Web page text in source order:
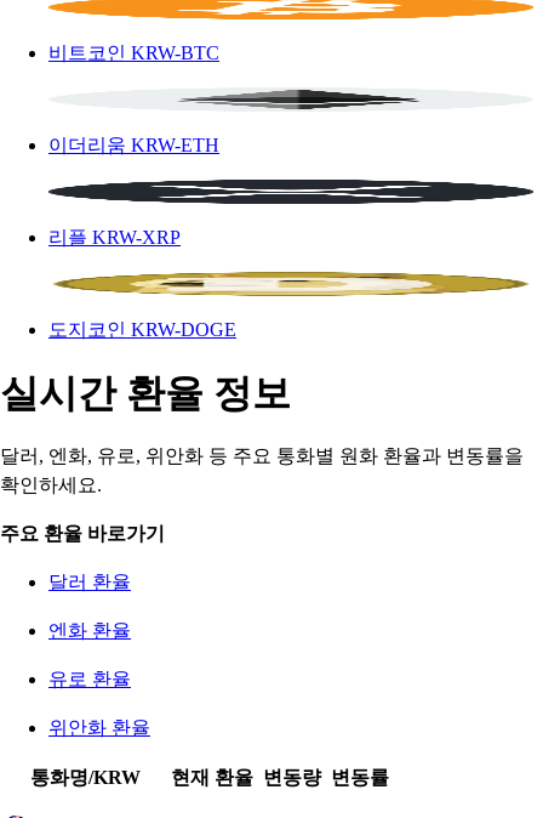
비트코인 KRW-BTC
이더리움 KRW-ETH
리플 KRW-XRP
도지코인 KRW-DOGE
실시간 환율 정보
달러, 엔화, 유로, 위안화 등 주요 통화별 원화 환율과 변동률을
확인하세요.
주요 환율 바로가기
달러 환율
엔화 환율
유로 환율
위안화 환율
통화명/KRW 현재 환율 변동량 변동률